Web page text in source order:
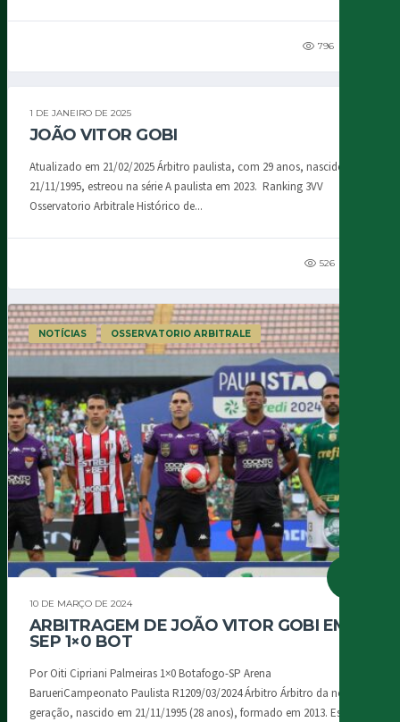
796
1 DE JANEIRO DE 2025
JOÃO VITOR GOBI
Atualizado em 21/02/2025 Árbitro paulista, com 29 anos, nascido em
21/11/1995, estreou na série A paulista em 2023. Ranking 3VV
Osservatorio Arbitrale Histórico de...
526
NOTÍCIAS OSSERVATORIO ARBITRALE
10 DE MARÇO DE 2024
ARBITRAGEM DE JOÃO VITOR GOBI EM
SEP 1×0 BOT
Por Oiti Cipriani Palmeiras 1×0 Botafogo-SP Arena
BarueriCampeonato Paulista R1209/03/2024 Árbitro Árbitro da nova
geração, nascido em 21/11/1995 (28 anos), formado em 2013. Este...